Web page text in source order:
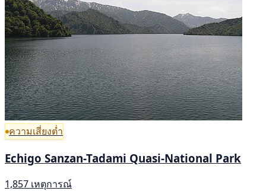
ความเสี่ยงต่ำ
Echigo Sanzan-Tadami Quasi-National Park
1,857 เหตุการณ์